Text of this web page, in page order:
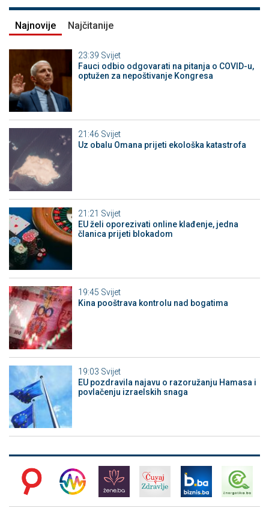
Najnovije Najčitanije
23:39 Svijet
Fauci odbio odgovarati na pitanja o COVID-u,
optužen za nepoštivanje Kongresa
21:46 Svijet
Uz obalu Omana prijeti ekološka katastrofa
21:21 Svijet
EU želi oporezivati online klađenje, jedna
članica prijeti blokadom
19:45 Svijet
Kina pooštrava kontrolu nad bogatima
19:03 Svijet
EU pozdravila najavu o razoružanju Hamasa i
povlačenju izraelskih snaga